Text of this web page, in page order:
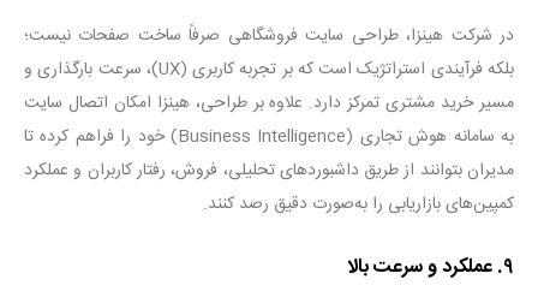
در شرکت هینزا، طراحی سایت فروشگاهی صرفاً ساخت صفحات نیست؛
بلکه فرآیندی استراتژیک است که بر تجربه کاربری(UX)
، سرعت بارگذاری و
مسیر خرید مشتری تمرکز دارد. علاوه بر طراحی، هینزا امکان اتصال سایت
به سامانه هوش تجاری(Business Intelligence)
خود را فراهم کرده تا
مدیران بتوانند از طریق داشبوردهای تحلیلی، فروش، رفتار کاربران و عملکرد
کمپین‌های بازاریابی را به‌صورت دقیق رصد کنند.
۹.عملکرد و سرعت بالا